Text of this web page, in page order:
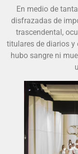
En medio de
disfrazadas de
trascendental,
titulares de diarios y
hubo sangre ni